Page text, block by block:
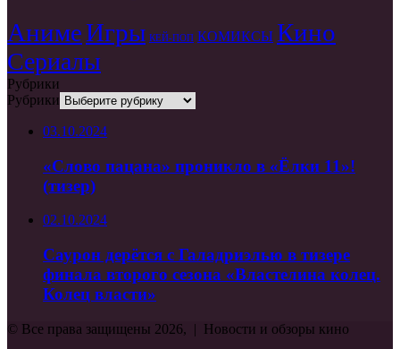
АнимеИгры КЕЙ-ПОП КОМИКСЫ Кино
Сериалы
Рубрики
Рубрики
03.10.2024
«Слово пацана» проникло в «Ёлки 11»!
(тизер)
02.10.2024
Саурон дерётся с Галадриэлью в тизере
финала второго сезона «Властелина колец.
Колец власти»
© Все права защищены 2026, | Новости и обзоры кино